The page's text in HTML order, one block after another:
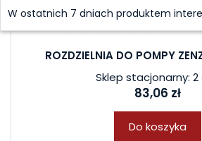
ROZDZIELNIA DO POMPY
Sklep stacjonarny: 2
83,06 zł
Do koszyka
W ostatnich 7 dniach produktem